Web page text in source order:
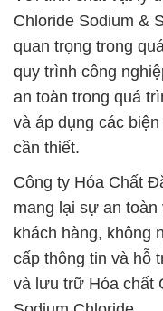
Chloride Sodium &
quan trọng trong
quy trình công
an toàn trong quá
và áp dụng các
cần thiết.
Công ty Hóa Chất
mang lại sự an
khách hàng, không
cấp thông tin và hỗ
và lưu trữ Hóa chất